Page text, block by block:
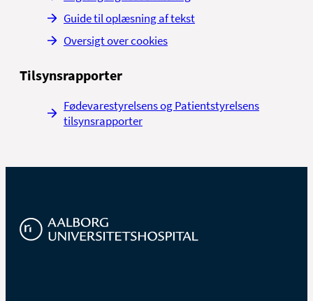
Guide til oplæsning af tekst
Oversigt over cookies
Tilsynsrapporter
Fødevarestyrelsens og Patientstyrelsens
tilsynsrapporter